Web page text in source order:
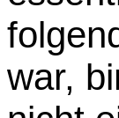
war,